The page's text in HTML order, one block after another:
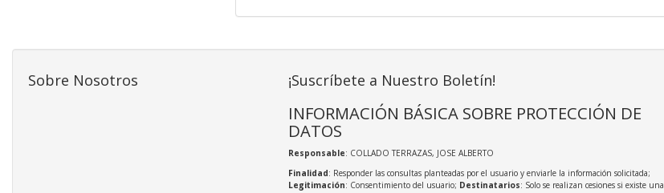
Sobre Nosotros ¡Suscríbete a Nuestro Boletín!
INFORMACIÓN BÁSICA SOBRE PROTECCIÓN DE
DATOS
Responsable: COLLADO TERRAZAS, JOSE ALBERTO
Finalidad: Responder las consultas planteadas por el usuario y enviarle la información solicitada;
Legitimación: Consentimiento del usuario; Destinatarios: Solo se realizan cesiones si existe una